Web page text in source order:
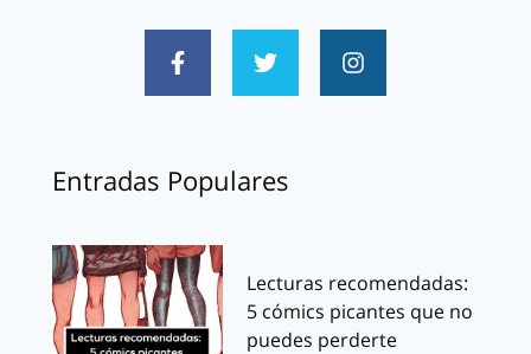
Entradas Populares
Lecturas recomendadas:
5 cómics picantes que no
puedes perderte